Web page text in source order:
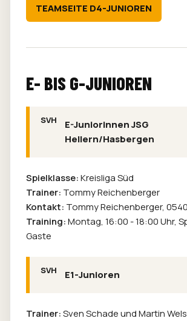
TEAMSEITE D4-JUNIOREN
E- BIS G-JUNIOREN
E-Juniorinnen JSG
Hellern/Hasbergen
Spielklasse:Kreisliga Süd
Trainer: Tommy Reichenberger
Kontakt: Tommy Reichenberger,
Training:Montag, 16:00 - 18:00 Uhr,
Gaste
E1-Junioren
Trainer:Sven Schade und Martin Wels